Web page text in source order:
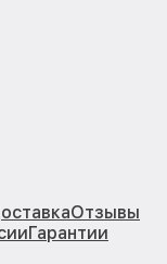
Отзывы
Гарантии